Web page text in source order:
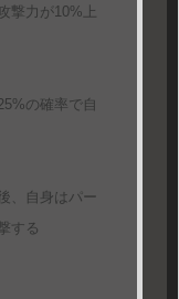
力が10%上
の確率で自
自身はパー
する